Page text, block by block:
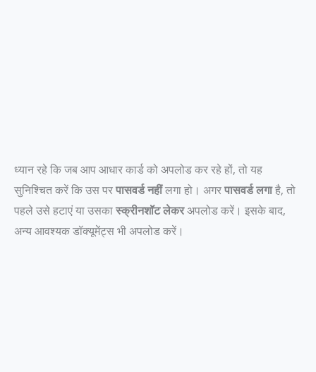
ध्यान रहे कि जब आप आधार कार्ड को अपलोड कर रहे हों, तो यह
सुनिश्चित करें कि उस परपासवर्ड नहींलगा हो। अगरपासवर्ड लगाहै, तो
पहले उसे हटाएं या उसकास्क्रीनशॉट लेकरअपलोड करें। इसके बाद,
अन्य आवश्यक डॉक्यूमेंट्स भी अपलोड करें।